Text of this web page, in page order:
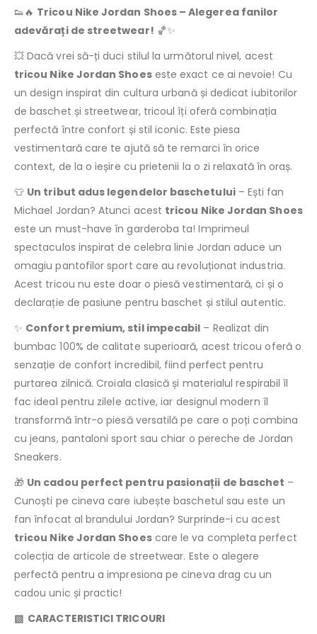
👟🔥 Tricou Nike Jordan Shoes – Alegerea fanilor
adevărați de streetwear! 🏀✨
💥 Dacă vrei să-ți duci stilul la următorul nivel, acest
tricou Nike Jordan Shoeseste exact ce ai nevoie! Cu
un design inspirat din cultura urbană și dedicat iubitorilor
de baschet și streetwear, tricoul îți oferă combinația
perfectă între confort și stil iconic. Este piesa
vestimentară care te ajută să te remarci în orice
context, de la o ieșire cu prietenii la o zi relaxată în oraș.
👕 Un tribut adus legendelor baschetului– Ești fan
Michael Jordan? Atunci acest tricou Nike Jordan Shoes
este un must-have în garderoba ta! Imprimeul
spectaculos inspirat de celebra linie Jordan aduce un
omagiu pantofilor sport care au revoluționat industria.
Acest tricou nu este doar o piesă vestimentară, ci și o
declarație de pasiune pentru baschet și stilul autentic.
✨ Confort premium, stil impecabil – Realizat din
bumbac 100% de calitate superioară, acest tricou oferă o
senzație de confort incredibil, fiind perfect pentru
purtarea zilnică. Croiala clasică și materialul respirabil îl
fac ideal pentru zilele active, iar designul modern îl
transformă într-o piesă versatilă pe care o poți combina
cu jeans, pantaloni sport sau chiar o pereche de Jordan
Sneakers.
🎁 Un cadou perfect pentru pasionații de baschet –
Cunoști pe cineva care iubește baschetul sau este un
fan înfocat al brandului Jordan? Surprinde-i cu acest
tricou Nike Jordan Shoescare le va completa perfect
colecția de articole de streetwear. Este o alegere
perfectă pentru a impresiona pe cineva drag cu un
cadou unic și practic!
▧ CARACTERISTICI TRICOURI